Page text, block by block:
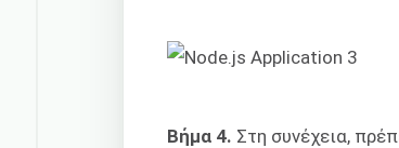
Βήμα 4. Στη συνέχεια,